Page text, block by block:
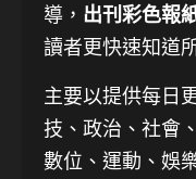
導， 出刊彩色報
讀者更快速知道
主要以提供每日
技、 政治、社會
數位、運動、娛